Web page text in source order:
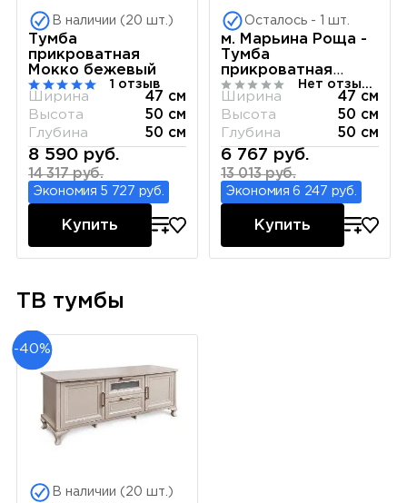
В наличии (20 шт.)
Тумба
прикроватная
Мокко бежевый
1 отзыв
Ширина
47 см
Высота
50 см
Глубина
50 см
8 590 руб.
14 317 руб.
Экономия 5 727 руб.
Купить
Осталось - 1 шт.
м. Марьина Роща -
Тумба
прикроватная
Мокко бежевый
Нет отзывов
Ширина
47 см
Высота
50 см
Глубина
50 см
6 767 руб.
13 013 руб.
Экономия 6 247 руб.
Купить
ТВ тумбы
-40%
В наличии (20 шт.)